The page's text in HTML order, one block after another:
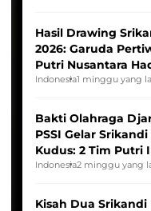
Hasil Drawing
2026: Garuda
Putri Nusantara
Indonesia1 minggu yang
Bakti Olahraga
PSSI Gelar
Kudus: 2 Tim Putri
Tim Asia
Indonesia2 minggu yang
Kisah Dua Srikandi